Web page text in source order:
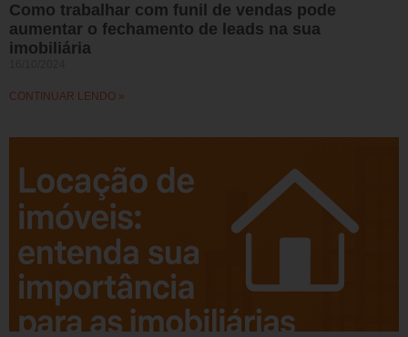
Como trabalhar com funil de vendas pode
aumentar o fechamento de leads na sua
imobiliária
CONTINUAR LENDO »